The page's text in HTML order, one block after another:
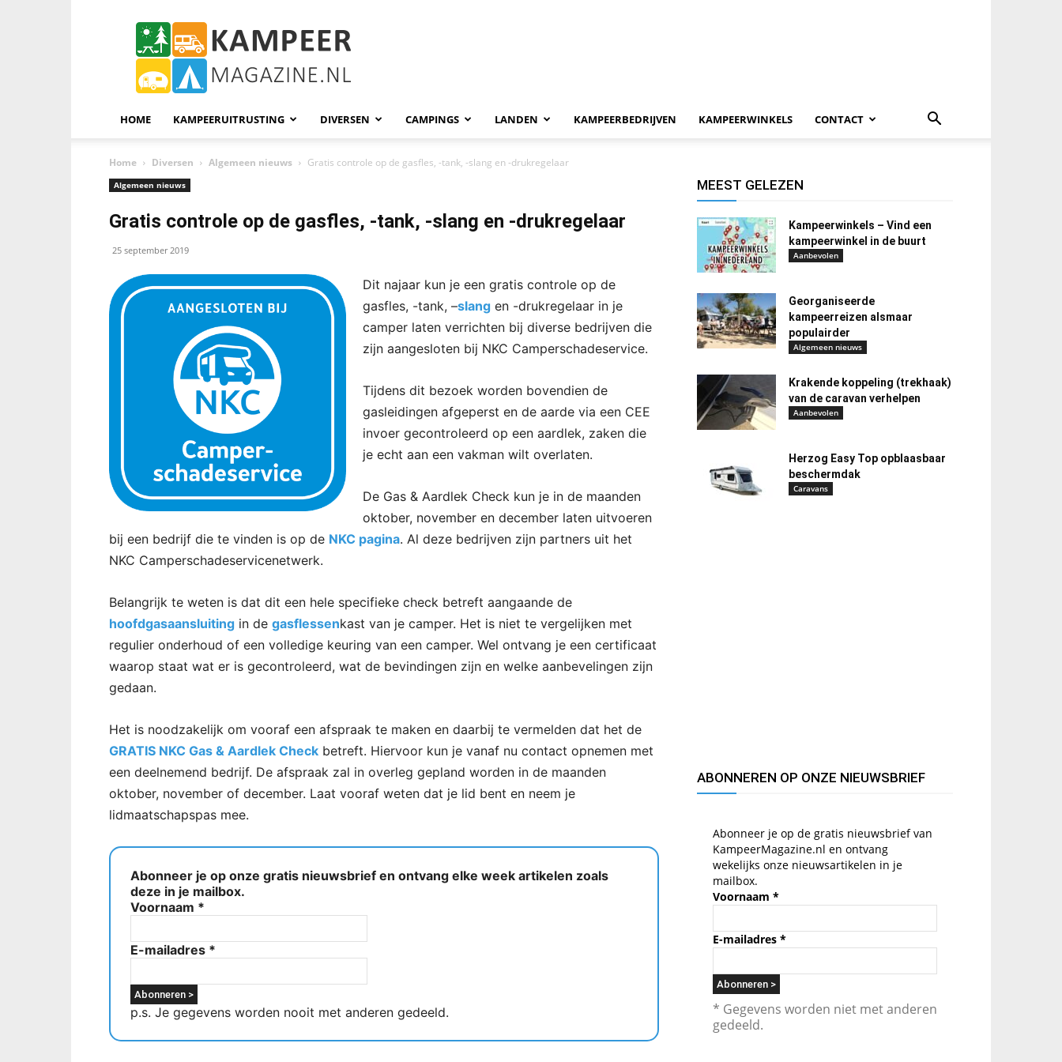
KampeerMagazine
HOME KAMPEERUITRUSTING DIVERSEN CAMPINGS LANDEN KAMPEERBEDRIJVEN KAMPEERWINKELS CONTACT
Home Diversen Algemeen nieuws Gratis controle op de gasfles, -tank, -slang en -drukregelaar
Algemeen nieuws
Gratis controle op de gasfles, -tank, -slang en -drukregelaar
25 september 2019
Dit najaar kun je een gratis controle op de
gasfles, -tank, –slang en -drukregelaar in je
camper laten verrichten bij diverse bedrijven die
zijn aangesloten bij NKC Camperschadeservice.
Tijdens dit bezoek worden bovendien de
gasleidingen afgeperst en de aarde via een CEE
invoer gecontroleerd op een aardlek, zaken die
je echt aan een vakman wilt overlaten.
De Gas & Aardlek Check kun je in de maanden
oktober, november en december laten uitvoeren
bij een bedrijf die te vinden is op de NKC pagina. Al deze bedrijven zijn partners uit het
NKC Camperschadeservicenetwerk.
Belangrijk te weten is dat dit een hele specifieke check betreft aangaande de
hoofdgasaansluiting in de gasflessenkast van je camper. Het is niet te vergelijken met
regulier onderhoud of een volledige keuring van een camper. Wel ontvang je een certificaat
waarop staat wat er is gecontroleerd, wat de bevindingen zijn en welke aanbevelingen zijn
gedaan.
Het is noodzakelijk om vooraf een afspraak te maken en daarbij te vermelden dat het de
GRATIS NKC Gas & Aardlek Check betreft. Hiervoor kun je vanaf nu contact opnemen met
een deelnemend bedrijf. De afspraak zal in overleg gepland worden in de maanden
oktober, november of december. Laat vooraf weten dat je lid bent en neem je
lidmaatschapspas mee.
Abonneer je op onze gratis nieuwsbrief en ontvang elke week artikelen zoals
deze in je mailbox.
Voornaam *
E-mailadres *
p.s. Je gegevens worden nooit met anderen gedeeld.
MEEST GELEZEN
Kampeerwinkels – Vind een
kampeerwinkel in de buurt
Aanbevolen
Georganiseerde
kampeerreizen alsmaar
populairder
Algemeen nieuws
Krakende koppeling (trekhaak)
van de caravan verhelpen
Aanbevolen
Herzog Easy Top opblaasbaar
beschermdak
Caravans
ABONNEREN OP ONZE NIEUWSBRIEF
Abonneer je op de gratis nieuwsbrief van
KampeerMagazine.nl en ontvang
wekelijks onze nieuwsartikelen in je
mailbox.
Voornaam *
E-mailadres *
* Gegevens worden niet met anderen
gedeeld.